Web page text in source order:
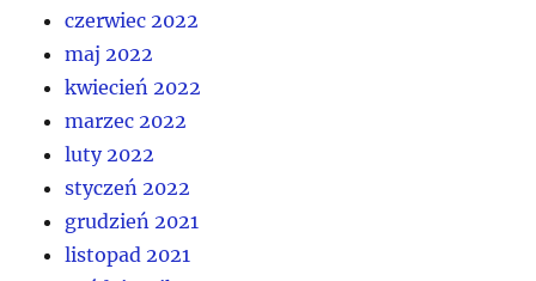
czerwiec 2022
maj 2022
kwiecień 2022
marzec 2022
luty 2022
styczeń 2022
grudzień 2021
listopad 2021